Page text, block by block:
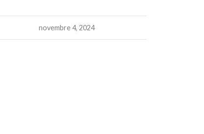
novembre 4, 2024